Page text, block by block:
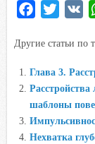
c
o
o
k
i
e
r
Другие статьи по
Глава 3.
шаблоны
Нехватка